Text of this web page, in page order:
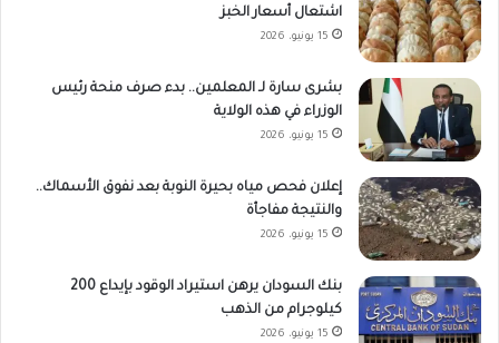
اشتعال أسعار الخبز
15 يونيو، 2026
بشرى سارة لـ المعلمين.. بدء صرف منحة رئيس
الوزراء في هذه الولاية
15 يونيو، 2026
إعلان فحص مياه بحيرة النوبة بعد نفوق الأسماك..
والنتيجة مفاجأة
15 يونيو، 2026
بنك السودان يرهن استيراد الوقود بإيداع 200
كيلوجرام من الذهب
15 يونيو، 2026